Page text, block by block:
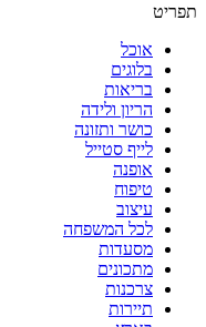
תפריט
אוכל
בלוגים
בריאות
הריון ולידה
כושר ותזונה
לייף סטייל
אופנה
טיפוח
עיצוב
לכל המשפחה
מסעדות
מתכונים
צרכנות
תיירות